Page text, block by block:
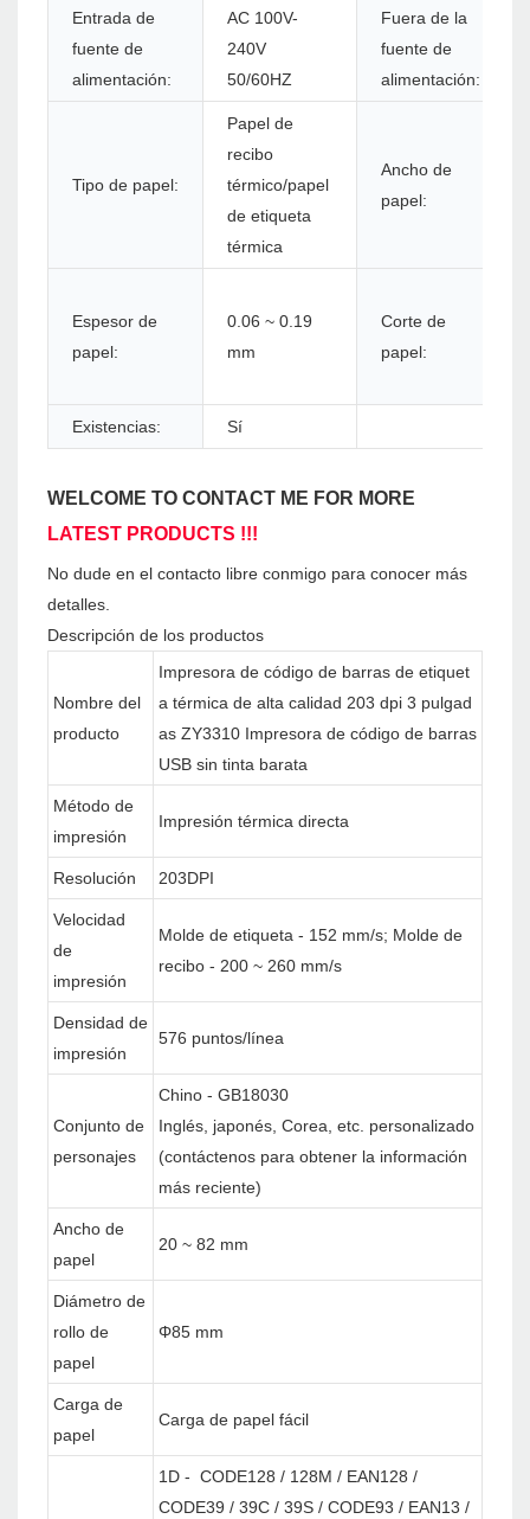
Entrada de
fuente de
alimentación:
AC 100V-
240V
50/60HZ
Fuera de la
fuente de
alimentación:
Tipo de papel:
Papel de
recibo
térmico/papel
de etiqueta
térmica
Ancho de
papel:
Espesor de
papel:
0.06 ~ 0.19
mm
Corte de
papel:
Existencias: Sí
WELCOME TO CONTACT ME FOR MORE
LATEST PRODUCTS !!!
No dude en el contacto libre conmigo para conocer más
detalles.
Descripción de los productos
Nombre del
producto
Impresora de código de barras de etiquet
a térmica de alta calidad 203 dpi 3 pulgad
as ZY3310 Impresora de código de barras
USB sin tinta barata
Método de
impresión
Impresión térmica directa
Resolución 203DPI
Velocidad
de
impresión
Molde de etiqueta - 152 mm/s; Molde de
recibo - 200 ~ 260 mm/s
Densidad de
impresión
576 puntos/línea
Conjunto de
personajes
Chino - GB18030
Inglés, japonés, Corea, etc. personalizado
(contáctenos para obtener la información
más reciente)
Ancho de
papel
20 ~ 82 mm
Diámetro de
rollo de
papel
Φ85 mm
Carga de
papel
Carga de papel fácil
1D - CODE128 / 128M / EAN128 /
CODE39 / 39C / 39S / CODE93 / EAN13 /